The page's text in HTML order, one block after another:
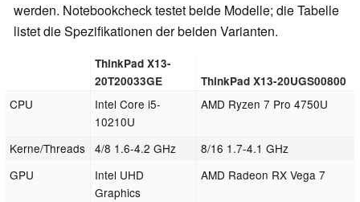
werden. Notebookcheck testet beide Modelle; die Tabelle
listet die Spezifikationen der beiden Varianten.
ThinkPad X13-
20T20033GE
ThinkPad X13-20UGS00800
CPU
Intel Core i5-
10210U
AMD Ryzen 7 Pro 4750U
Kerne/Threads 4/8 1.6-4.2 GHz
8/16 1.7-4.1 GHz
GPU
Intel UHD
Graphics
AMD Radeon RX Vega 7